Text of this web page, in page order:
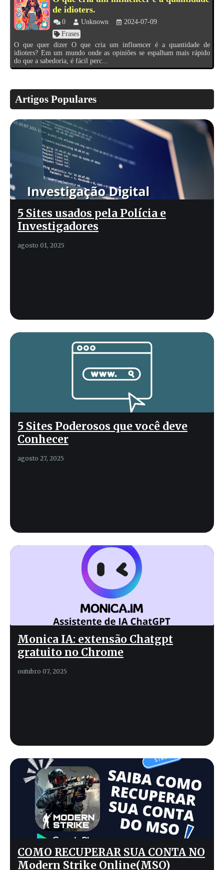
de idioters.
0 Unknown
2024-07-09
Frases
O que quer dizer O que cria um influencer é a quantidade de
idioters? Em um mundo onde as opiniões se espalham mais rápido
do que a sabedoria, é fácil perc...
Artigos Populares
5 Sites usados pela Polícia e
Investigadores
agosto 01, 2025
5 Sites Poderosos que você deve
Conhecer
agosto 27, 2025
Monica IA: extensão Chatgpt
gratuito no Chrome
outubro 07, 2025
COMO RECUPERAR SUA CONTA NO
Modern Strike Online(MSO)